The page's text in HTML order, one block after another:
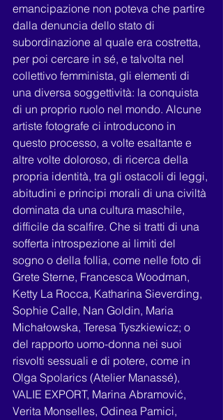
emancipazione non poteva che partire
dalla denuncia dello stato di
subordinazione al quale era costretta,
per poi cercare in sé, e talvolta nel
collettivo femminista, gli elementi di
una diversa soggettività: la conquista
di un proprio ruolo nel mondo. Alcune
artiste fotografe ci introducono in
questo processo, a volte esaltante e
altre volte doloroso, di ricerca della
propria identità, tra gli ostacoli di leggi,
abitudini e principi morali di una civiltà
dominata da una cultura maschile,
difficile da scalfire. Che si tratti di una
sofferta introspezione ai limiti del
sogno o della follia, come nelle foto di
Grete Sterne, Francesca Woodman,
Ketty La Rocca, Katharina Sieverding,
Sophie Calle, Nan Goldin, Maria
Michałowska, Teresa Tyszkiewicz; o
del rapporto uomo-donna nei suoi
risvolti sessuali e di potere, come in
Olga Spolarics (Atelier Manassé),
VALIE EXPORT, Marina Abramović,
Verita Monselles, Odinea Pamici,